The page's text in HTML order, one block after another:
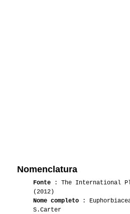
Nomenclatura
Fonte : The International
(2012)
Nome completo :
S.Carter